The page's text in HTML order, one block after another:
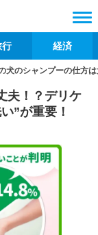
行 経済
犬のシャンプーの仕方
夫！？デリケ
”が重要！